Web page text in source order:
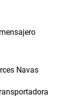
Navas